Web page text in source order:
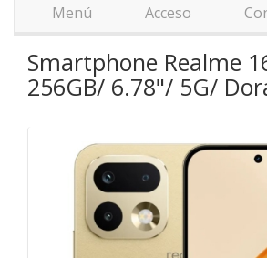
Menú Acceso
Smartphone Realme
256GB/ 6.78"/ 5G/